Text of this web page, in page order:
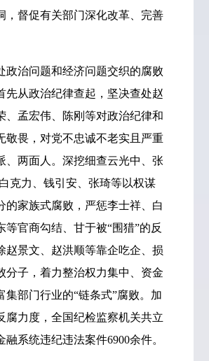
，督促有关部门深化改革、完善
治问题和经济问题交织的腐败
先从政治纪律查起，坚决查处赵
、孟宏伟、陈刚等对政治纪律和
敬畏，对党不忠诚不老实且严重
、两面人。深挖细查云光中、张
克力、钱引安、张琦等以权谋
的家族式腐败，严惩李士祥、白
等官商勾结、甘于被“围猎”的反
赵景文、赵洪顺等靠企吃企、损
分子，着力整治权力集中、资金
集部门行业的“链条式”腐败。加
腐力度，全国纪检监察机关共立
融系统违纪违法案件6900余件。